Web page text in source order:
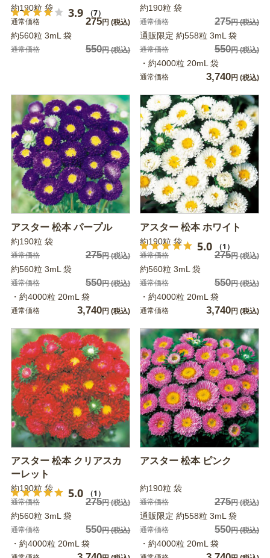
3.9 （7）
約190粒 袋
通常価格 275円 (税込)
約560粒 3mL 袋
通常価格 550円(税込)
約190粒 袋
通常価格 275円(税込)
通販限定 約558粒 3mL 袋
通常価格 550円(税込)
・約4000粒 20mL 袋
通常価格 3,740円 (税込)
アスター 松本 パープル
約190粒 袋
通常価格 275円(税込)
約560粒 3mL 袋
通常価格 550円(税込)
・約4000粒 20mL 袋
通常価格 3,740円 (税込)
アスター 松本 ホワイト
5.0 （1）
約190粒 袋
通常価格 275円(税込)
約560粒 3mL 袋
通常価格 550円(税込)
・約4000粒 20mL 袋
通常価格 3,740円 (税込)
アスター 松本 クリアスカ
ーレット
5.0 （1）
約190粒 袋
通常価格 275円(税込)
約560粒 3mL 袋
通常価格 550円(税込)
・約4000粒 20mL 袋
アスター 松本 ピンク
約190粒 袋
通常価格 275円(税込)
通販限定 約558粒 3mL 袋
通常価格 550円(税込)
・約4000粒 20mL 袋